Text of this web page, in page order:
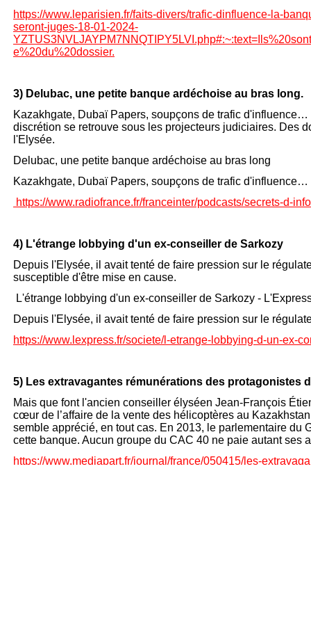
https://www.leparisien.fr/faits-divers/trafic-dinfluence- la-
seront-juges-18-01-2024-
e%20du%20dossier.
3) Delubac, une petite banque ardéchoise au bras long.
Kazakhgate, Dubaï Papers, soupçons de trafic
discrétion se retrouve sous les projecteurs judiciaires. Des
l'Elysée.
Delubac, une petite banque ardéchoise au bras long
Kazakhgate, Dubaï Papers, soupçons de trafic
https://www.radiofrance.fr/franceinter/podcasts/secrets-d-
4) L'étrange lobbying d'un ex-conseiller de Sarkozy
Depuis l'Elysée, il avait tenté de faire pression sur le
susceptible d'être mise en cause.
L'étrange lobbying d'un ex-conseiller de Sarkozy -
Depuis l'Elysée, il avait tenté de faire pression sur le
https://www.lexpress.fr/societe/l-etrange- lobbying-d-un-ex-
5) Les extravagantes rémunérations des protagonistes
Mais que font l'ancien conseiller élyséen Jean-François
cœur de l’affaire de la vente des hélicoptères au
semble apprécié, en tout cas. En 2013, le parlementaire du
cette banque. Aucun groupe du CAC 40 ne paie autant ses
https://www.mediapart.fr/journal/france/050415/les-